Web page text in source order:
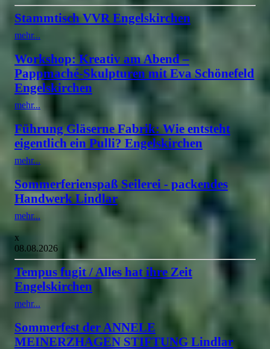
Stammtisch VVR Engelskirchen
mehr...
Workshop: Kreativ am Abend –
Pappmaché-Skulpturen mit Eva Schönefeld
Engelskirchen
mehr...
Führung Gläserne Fabrik: Wie entsteht
eigentlich ein Pulli? Engelskirchen
mehr...
Sommerferienspaß Seilerei - packendes
Handwerk Lindlar
mehr...
x
08.08.2026
Tempus fugit / Alles hat ihre Zeit
Engelskirchen
mehr...
Sommerfest der ANNELE
MEINERZHAGEN STIFTUNG Lindlar